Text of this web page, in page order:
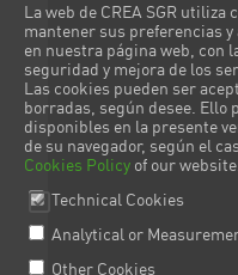
La web de CREA SGR
mantener sus preferencias
en nuestra página web, con
seguridad y mejora de los
Las cookies pueden ser
borradas, según desee. Ello
disponibles en la presente
de su navegador, según el
Cookies Policy of our
Technical Cookies
Analytical or
Other Cookies